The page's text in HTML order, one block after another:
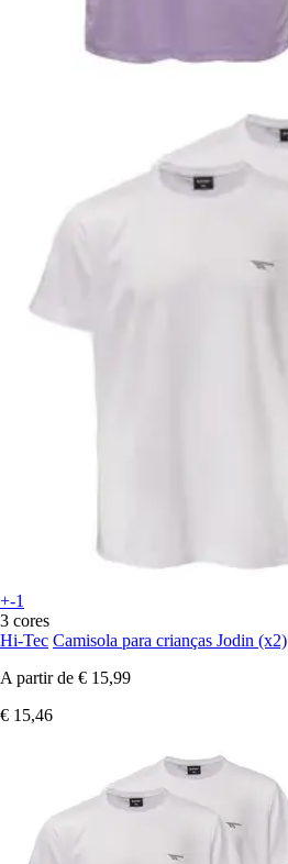
+-1
3 cores
Hi-Tec Camisola para crianças Jodin (x2)
A partir de € 15,99
€ 15,46